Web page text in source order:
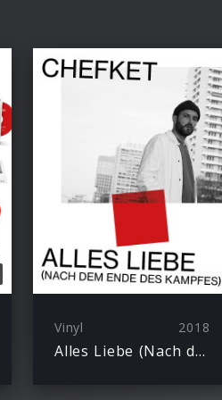
Vinyl 2018
Alles Liebe (Nach dem Ende des Kampfes)